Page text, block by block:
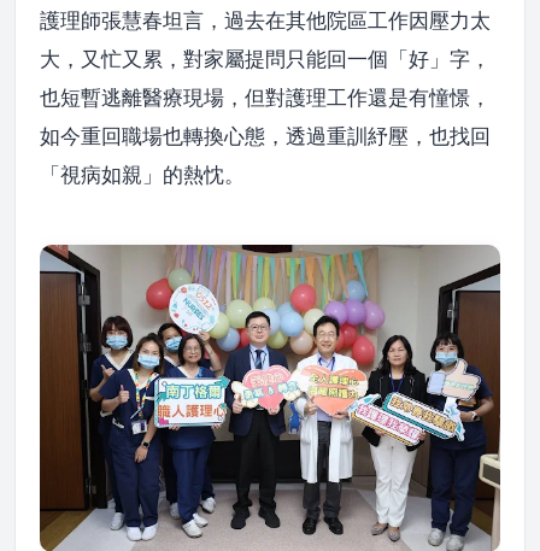
護理師張慧春坦言，過去在其他院區工作因壓力太
大，又忙又累，對家屬提問只能回一個「好」字，
也短暫逃離醫療現場，但對護理工作還是有憧憬，
如今重回職場也轉換心態，透過重訓紓壓，也找回
「視病如親」的熱忱。